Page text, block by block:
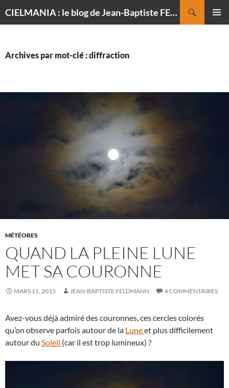
CIELMANIA : le blog de Jean-Baptiste FELDMANN, photographe du ciel
Archives par mot-clé : diffraction
MÉTÉORES
QUAND LA PLEINE LUNE
MET SA COURONNE
MARS 11, 2015 JEAN-BAPTISTE FELDMANN 4 COMMENTAIRES
Avez-vous déjà admiré des couronnes, ces cercles colorés
qu’on observe parfois autour de la Luneet plus difficilement
autour du Soleil (car il est trop lumineux) ?